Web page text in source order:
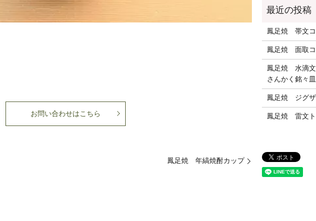
お問い合わせはこちら
鳳足焼 年縞焼酎カップ
鳳足焼 帯文コ
鳳足焼 面取コ
鳳足焼 水滴文
さんかく銘々皿
鳳足焼 ジグザ
鳳足焼 雷文ト